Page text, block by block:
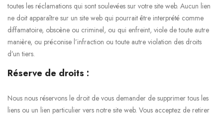
toutes les réclamations qui sont soulevées sur votre site web. Aucun lien
ne doit apparaître sur un site web qui pourrait être interprété comme
diffamatoire, obscène ou criminel, ou qui enfreint, viole de toute autre
manière, ou préconise l’infraction ou toute autre violation des droits
d’un tiers.
Réserve de droits :
Nous nous réservons le droit de vous demander de supprimer tous les
liens ou un lien particulier vers notre site web. Vous acceptez de retirer